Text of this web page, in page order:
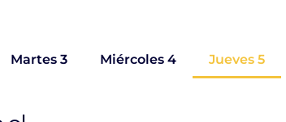
Martes 3 Miércoles 4 Jueves 5